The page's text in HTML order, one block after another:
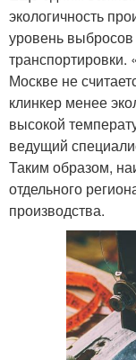
экологичность
уровень выбросов
Москве не
клинкер менее
высокой
ведущий
Таким образом,
отдельного
производства.